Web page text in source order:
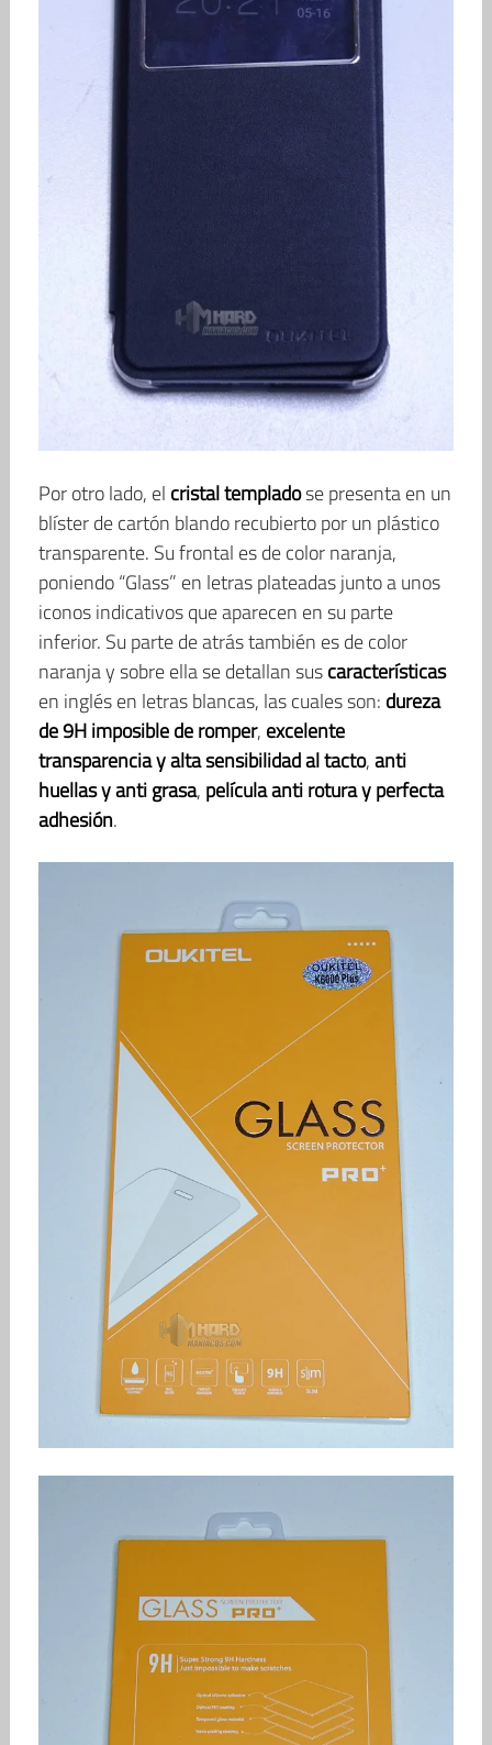
Por otro lado, el cristal templadose presenta en un
blíster de cartón blando recubierto por un plástico
transparente. Su frontal es de color naranja,
poniendo “Glass” en letras plateadas junto a unos
iconos indicativos que aparecen en su parte
inferior. Su parte de atrás también es de color
naranja y sobre ella se detallan suscaracterísticas
en inglés en letras blancas, las cuales son: dureza
de 9H imposible de romper, excelente
transparencia y alta sensibilidad al tacto,anti
huellas y anti grasa, película anti rotura y perfecta
adhesión.